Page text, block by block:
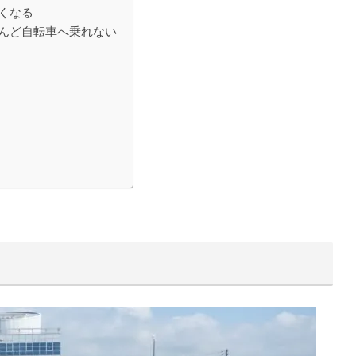
なる
ど自転車へ乗れない